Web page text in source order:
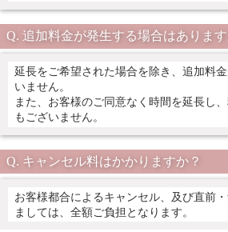
追加料金が発生する場合はあります
延長をご希望された場合を除き、追加料
いません。
また、お客様のご同意なく時間を延長し
もございません。
キャンセル料はかかりますか？
お客様都合によるキャンセル、及び直前
ましては、全額ご負担となります。